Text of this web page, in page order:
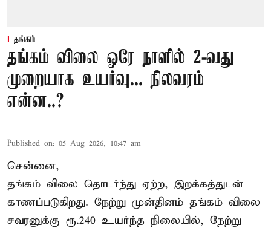
தங்கம்
தங்கம் விலை ஒரே நாளில் 2-வது
முறையாக உயர்வு... நிலவரம்
என்ன..?
Published on: 05 Aug 2026, 10:47 am
சென்னை,
தங்கம் விலை தொடர்ந்து ஏற்ற, இறக்கத்துடன்
காணப்படுகிறது. நேற்று முன்தினம் தங்கம் விலை
சவரனுக்கு ரூ.240 உயர்ந்த நிலையில், நேற்று